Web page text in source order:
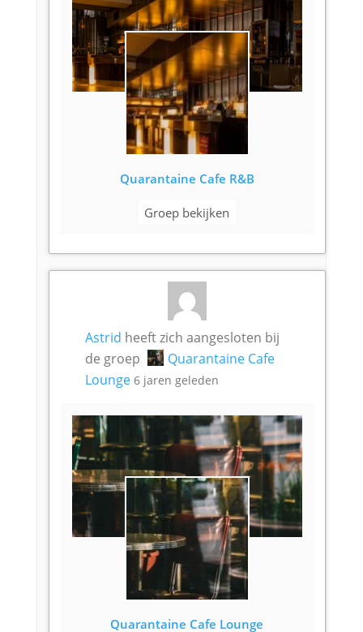
Quarantaine Cafe R&B
Groep bekijken
Astrid heeft zich aangesloten bij
de groep
Quarantaine Cafe
Lounge 6 jaren geleden
Quarantaine Cafe Lounge